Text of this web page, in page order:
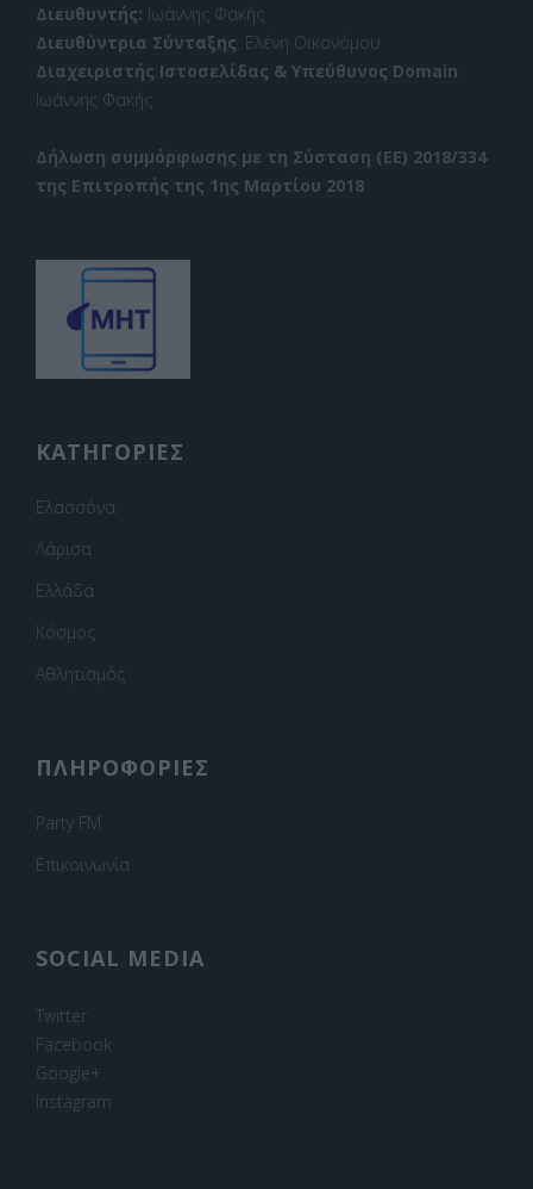
Διευθυντής: Ιωάννης Φακής
Διευθύντρια Σύνταξης: Ελένη Οικονόμου
Διαχειριστής Ιστοσελίδας & Υπεύθυνος Domain:
Ιωάννης Φακής
Δήλωση συμμόρφωσης με τη Σύσταση (ΕΕ) 2018/334
της Επιτροπής της 1ης Μαρτίου 2018
ΚΑΤΗΓΟΡΙΕΣ
Ελασσόνα
Λάρισα
Ελλάδα
Κόσμος
Αθλητισμός
ΠΛΗΡΟΦΟΡΙΕΣ
Party FM
Επικοινωνία
SOCIAL MEDIA
Twitter
Facebook
Google+
Instagram